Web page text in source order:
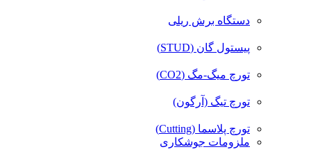
دستگاه برش ریلی
پیستول گان (STUD)
تورچ میگ-مگ (CO2)
تورچ تیگ (آرگون)
تورچ پلاسما (Cutting)
ملزومات جوشکاری